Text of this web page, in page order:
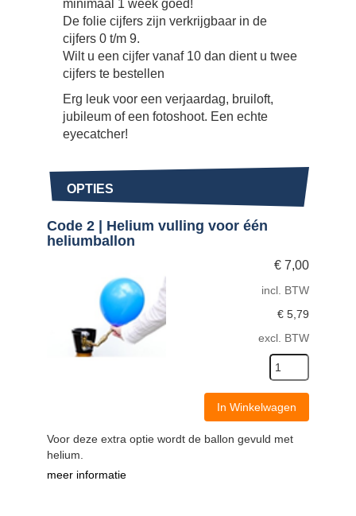
minimaal 1 week goed!
De folie cijfers zijn verkrijgbaar in de
cijfers 0 t/m 9.
Wilt u een cijfer vanaf 10 dan dient u twee
cijfers te bestellen
Erg leuk voor een verjaardag, bruiloft,
jubileum of een fotoshoot. Een echte
eyecatcher!
OPTIES
Code 2 | Helium vulling voor één
heliumballon
€ 7,00
incl. BTW
€ 5,79
excl. BTW
In Winkelwagen
Voor deze extra optie wordt de ballon gevuld met
helium.
meer informatie